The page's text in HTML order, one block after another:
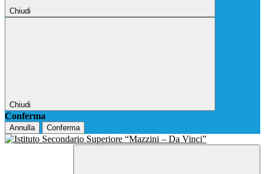
Chiudi
Chiudi
Conferma
Annulla Conferma